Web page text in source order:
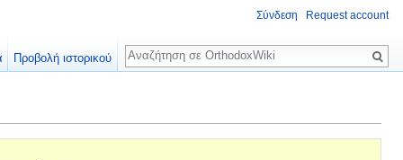
Σύνδεση Request account
Προβολή ιστορικού
Αναζήτηση